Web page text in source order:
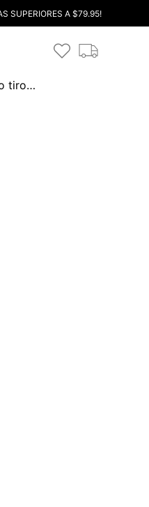
SUPERIORES A $79.95!
Jean palazo tiro alto con trenza